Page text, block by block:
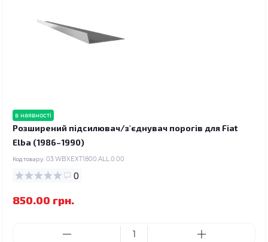
в наявності
Розширений підсилювач/з'єднувач порогів для Fiat
Elba (1986–1990)
Код товару: 03.WBXEXT1800.ALL.0.00
0
850.00 грн.